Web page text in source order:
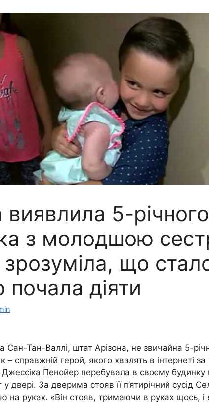
виявлила 5-річного
з молодшою
що
почала діяти
Сан-Тан-Валлі, штат Арізона, не звичайна 5-
справжній герой, якого хвалять в інтернеті за
Пенойер перебувала в своєму будинку
у двері. За дверима стояв її п’ятирічний сусід
на руках. «Він стояв, тримаючи в руках щось,